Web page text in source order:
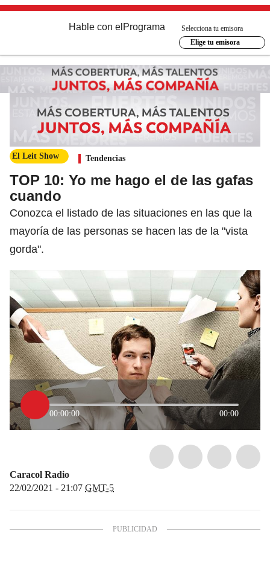
Hable con el Programa
Selecciona tu emisora
Elige tu emisora
El Leit Show Tendencias
TOP 10: Yo me hago el de las gafas
cuando
Conozca el listado de las situaciones en las que la
mayoría de las personas se hacen las de la "vista
gorda".
00:00:00 00:00
Caracol Radio
22/02/2021 - 21:07 GMT-5